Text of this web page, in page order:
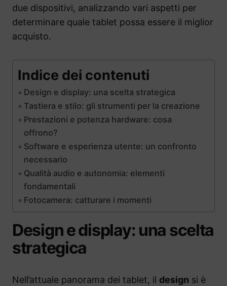
due dispositivi, analizzando vari aspetti per
determinare quale tablet possa essere il miglior
acquisto.
Indice dei contenuti
Design e display: una scelta strategica
Tastiera e stilo: gli strumenti per la creazione
Prestazioni e potenza hardware: cosa
offrono?
Software e esperienza utente: un confronto
necessario
Qualità audio e autonomia: elementi
fondamentali
Fotocamera: catturare i momenti
Design e display: una scelta
strategica
Nell’attuale panorama dei tablet, il design si è